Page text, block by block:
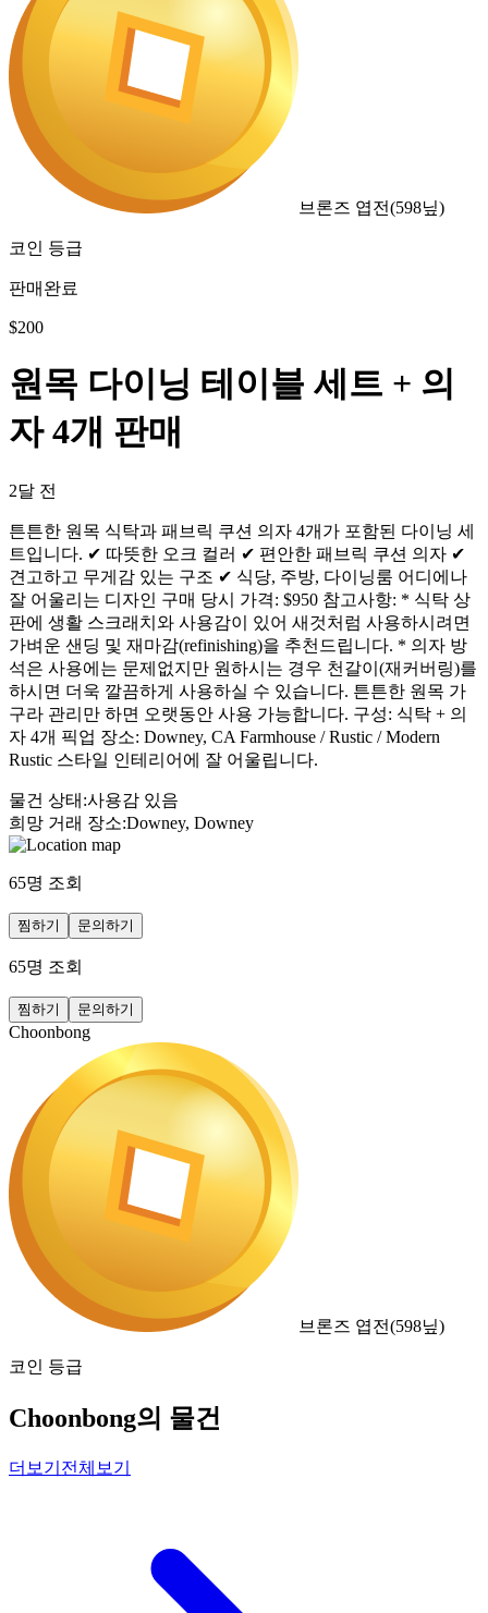
브론즈 엽전(598닢)
코인 등급
판매완료
$200
원목 다이닝 테이블 세트 + 의
자 4개 판매
2달 전
튼튼한 원목 식탁과 패브릭 쿠션 의자 4개가 포함된 다이닝 세
트입니다. ✔ 따뜻한 오크 컬러 ✔ 편안한 패브릭 쿠션 의자 ✔
견고하고 무게감 있는 구조 ✔ 식당, 주방, 다이닝룸 어디에나
잘 어울리는 디자인 구매 당시 가격: $950 참고사항: * 식탁 상
판에 생활 스크래치와 사용감이 있어 새것처럼 사용하시려면
가벼운 샌딩 및 재마감(refinishing)을 추천드립니다. * 의자 방
석은 사용에는 문제없지만 원하시는 경우 천갈이(재커버링)를
하시면 더욱 깔끔하게 사용하실 수 있습니다. 튼튼한 원목 가
구라 관리만 하면 오랫동안 사용 가능합니다. 구성: 식탁 + 의
자 4개 픽업 장소: Downey, CA Farmhouse / Rustic / Modern
Rustic 스타일 인테리어에 잘 어울립니다.
물건 상태 :사용감 있음
희망 거래 장소:Downey, Downey
65명 조회
찜하기 문의하기
65명 조회
찜하기 문의하기
Choonbong
브론즈 엽전(598닢)
코인 등급
Choonbong의 물건
더보기 전체보기